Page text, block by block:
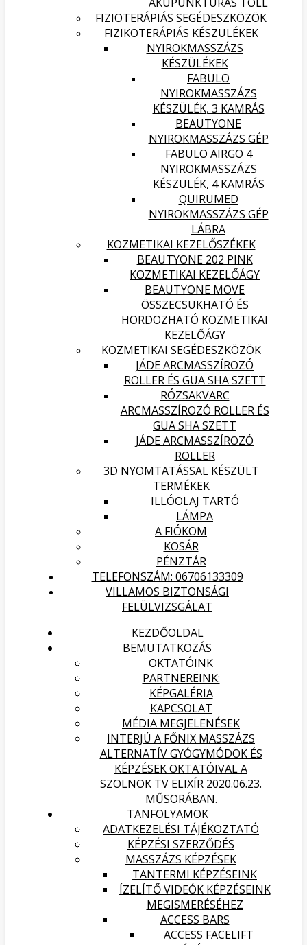
FIZIOTERÁPIÁS SEGÉDESZKÖZÖK
FIZIKOTERÁPIÁS KÉSZÜLÉKEK
NYIROKMASSZÁZS
KÉSZÜLÉKEK
FABULO
NYIROKMASSZÁZS
KÉSZÜLÉK, 3 KAMRÁS
BEAUTYONE
NYIROKMASSZÁZS GÉP
FABULO AIRGO 4
NYIROKMASSZÁZS
KÉSZÜLÉK, 4 KAMRÁS
QUIRUMED
NYIROKMASSZÁZS GÉP
LÁBRA
KOZMETIKAI KEZELŐSZÉKEK
BEAUTYONE 202 PINK
KOZMETIKAI KEZELŐÁGY
BEAUTYONE MOVE
ÖSSZECSUKHATÓ ÉS
HORDOZHATÓ KOZMETIKAI
KEZELŐÁGY
KOZMETIKAI SEGÉDESZKÖZÖK
JÁDE ARCMASSZÍROZÓ
ROLLER ÉS GUA SHA SZETT
RÓZSAKVARC
ARCMASSZÍROZÓ ROLLER ÉS
GUA SHA SZETT
JÁDE ARCMASSZÍROZÓ
ROLLER
3D NYOMTATÁSSAL KÉSZÜLT
TERMÉKEK
ILLÓOLAJ TARTÓ
LÁMPA
A FIÓKOM
KOSÁR
PÉNZTÁR
TELEFONSZÁM: 06706133309
VILLAMOS BIZTONSÁGI
FELÜLVIZSGÁLAT
KEZDŐOLDAL
BEMUTATKOZÁS
OKTATÓINK
PARTNEREINK:
KÉPGALÉRIA
KAPCSOLAT
MÉDIA MEGJELENÉSEK
INTERJÚ A FŐNIX MASSZÁZS
ALTERNATÍV GYÓGYMÓDOK ÉS
KÉPZÉSEK OKTATÓIVAL A
SZOLNOK TV ELIXÍR 2020.06.23.
MŰSORÁBAN.
TANFOLYAMOK
ADATKEZELÉSI TÁJÉKOZTATÓ
KÉPZÉSI SZERZŐDÉS
MASSZÁZS KÉPZÉSEK
TANTERMI KÉPZÉSEINK
ÍZELÍTŐ VIDEÓK KÉPZÉSEINK
MEGISMERÉSÉHEZ
ACCESS BARS
ACCESS FACELIFT